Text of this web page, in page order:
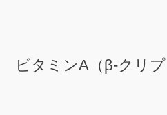
ビタミンA（β-クリ